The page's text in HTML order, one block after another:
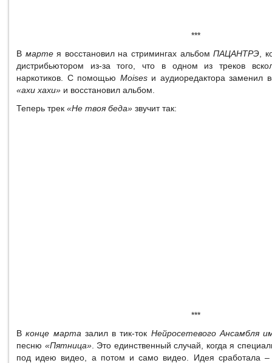
***
В мартея восстановил на стримингах альбомПАЦАНТРЭ ,
дистрибьютором из-за того, что в одном из треков
наркотиков. С помощью Moisesи аудиоредактора заменил
«ахи хахи» и восстановил альбом.
Теперь трек «Не твоя беда» звучит так:
***
Вконце марта залил в тик-ток Нейросетевого Ансамбля
песню «Пятница». Это единственный случай, когда я
под идею видео, а потом и само видео. Идея сработала –